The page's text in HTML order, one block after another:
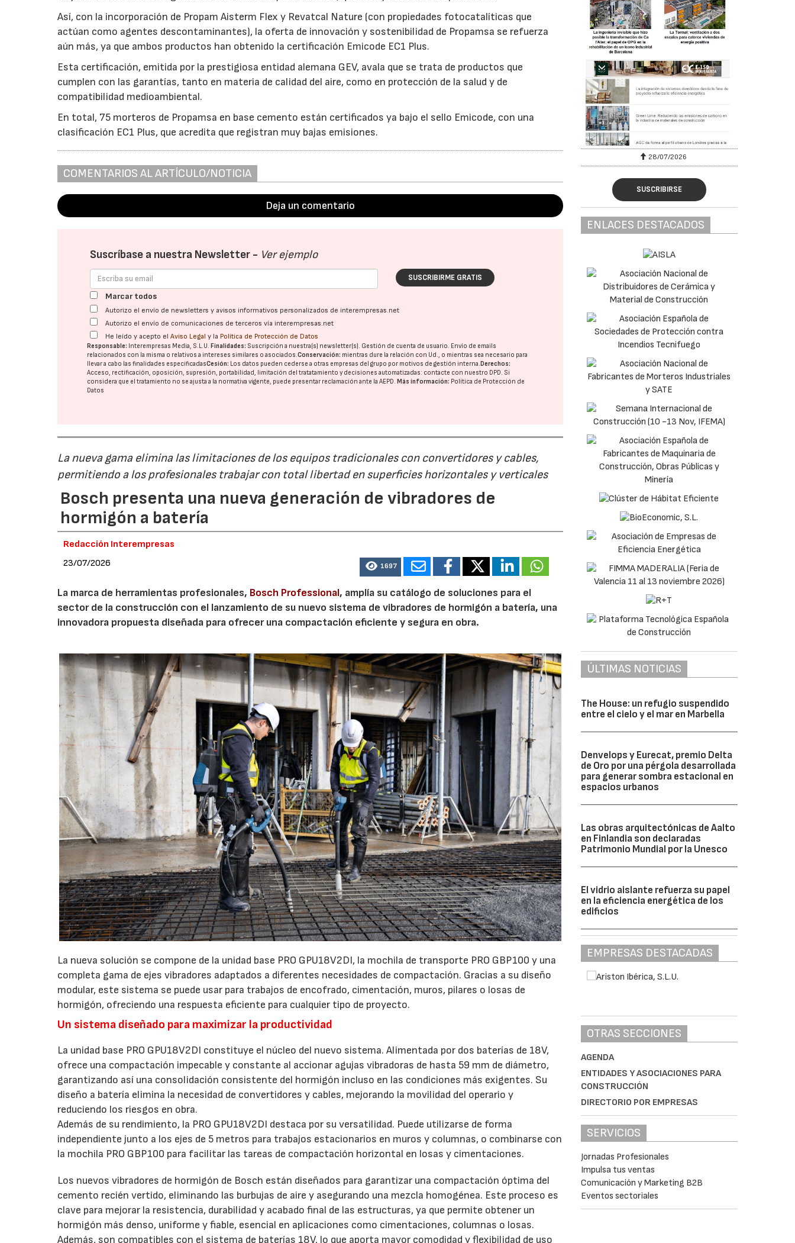
Así, con la incorporación de Propam Aisterm Flex y Revatcal Nature (con propiedades fotocatalíticas que
actúan como agentes descontaminantes), la oferta de innovación y sostenibilidad de Propamsa se refuerza
aún más, ya que ambos productos han obtenido la certificación Emicode EC1 Plus.
Esta certificación, emitida por la prestigiosa entidad alemana GEV, avala que se trata de productos que
cumplen con las garantías, tanto en materia de calidad del aire, como en protección de la salud y de
compatibilidad medioambiental.
En total, 75 morteros de Propamsa en base cemento están certificados ya bajo el sello Emicode, con una
clasificación EC1 Plus, que acredita que registran muy bajas emisiones.
COMENTARIOS AL ARTÍCULO/NOTICIA
Deja un comentario
Suscríbase a nuestra Newsletter - Ver ejemplo
SUSCRIBIRME GRATIS
Marcar todos
Autorizo el envío de newsletters y avisos informativos personalizados de interempresas.net
Autorizo el envío de comunicaciones de terceros vía interempresas.net
He leído y acepto elAviso Legal y la Política de Protección de Datos
Responsable: Interempresas Media, S.L.U.Finalidades: Suscripción a nuestra(s) newsletter(s). Gestión de cuenta de usuario. Envío de emails
relacionados con la misma o relativos a intereses similares o asociados.Conservación: mientras dure la relación con Ud., o mientras sea necesario para
llevar a cabo las finalidades especificadasCesión: Los datos pueden cederse a otras empresas del grupo por motivos de gestión interna.Derechos:
Acceso, rectificación, oposición, supresión, portabilidad, limitación del tratatamiento y decisiones automatizadas: contacte con nuestro DPD. Si
considera que el tratamiento no se ajusta a la normativa vigente, puede presentar reclamación ante laAEPD.Más información: Política de Protección de
Datos
La nueva gama elimina las limitaciones de los equipos tradicionales con convertidores y cables,
permitiendo a los profesionales trabajar con total libertad en superficies horizontales y verticales
Bosch presenta una nueva generación de vibradores de
hormigón a batería
Redacción Interempresas
23/07/2026
1697
La marca de herramientas profesionales, Bosch Professional, amplía su catálogo de soluciones para el
sector de la construcción con el lanzamiento de su nuevo sistema de vibradores de hormigón a batería, una
innovadora propuesta diseñada para ofrecer una compactación eficiente y segura en obra.
La nueva solución se compone de la unidad base PRO GPU18V2DI, la mochila de transporte PRO GBP100 y una
completa gama de ejes vibradores adaptados a diferentes necesidades de compactación. Gracias a su diseño
modular, este sistema se puede usar para trabajos de encofrado, cimentación, muros, pilares o losas de
hormigón, ofreciendo una respuesta eficiente para cualquier tipo de proyecto.
Un sistema diseñado para maximizar la productividad
La unidad base PRO GPU18V2DI constituye el núcleo del nuevo sistema. Alimentada por dos baterías de 18V,
ofrece una compactación impecable y constante al accionar agujas vibradoras de hasta 59 mm de diámetro,
garantizando así una consolidación consistente del hormigón incluso en las condiciones más exigentes. Su
diseño a batería elimina la necesidad de convertidores y cables, mejorando la movilidad del operario y
reduciendo los riesgos en obra.
Además de su rendimiento, la PRO GPU18V2DI destaca por su versatilidad. Puede utilizarse de forma
independiente junto a los ejes de 5 metros para trabajos estacionarios en muros y columnas, o combinarse con
la mochila PRO GBP100 para facilitar las tareas de compactación horizontal en losas y cimentaciones.
Los nuevos vibradores de hormigón de Bosch están diseñados para garantizar una compactación óptima del
cemento recién vertido, eliminando las burbujas de aire y asegurando una mezcla homogénea. Este proceso es
clave para mejorar la resistencia, durabilidad y acabado final de las estructuras, ya que permite obtener un
hormigón más denso, uniforme y fiable, esencial en aplicaciones como cimentaciones, columnas o losas.
Además, son compatibles con el sistema de baterías 18V, lo que aporta mayor comodidad y flexibilidad de uso
28/07/2026
SUSCRIBIRSE
ENLACES DESTACADOS
ÚLTIMAS NOTICIAS
The House: un refugio suspendido
entre el cielo y el mar en Marbella
Denvelops y Eurecat, premio Delta
de Oro por una pérgola desarrollada
para generar sombra estacional en
espacios urbanos
Las obras arquitectónicas de Aalto
en Finlandia son declaradas
Patrimonio Mundial por la Unesco
El vidrio aislante refuerza su papel
en la eficiencia energética de los
edificios
EMPRESAS DESTACADAS
OTRAS SECCIONES
AGENDA
ENTIDADES Y ASOCIACIONES PARA
CONSTRUCCIÓN
DIRECTORIO POR EMPRESAS
SERVICIOS
Jornadas Profesionales
Impulsa tus ventas
Comunicación y Marketing B2B
Eventos sectoriales